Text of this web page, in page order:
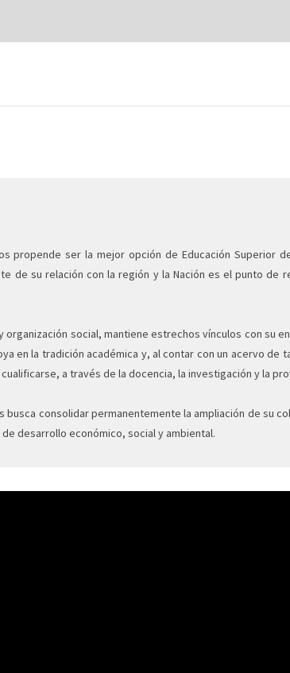
propende ser la mejor opción de Educación
de su relación con la región y la Nación es el punto
organización social, mantiene estrechos vínculos con su
en la tradición académica y, al contar con un acervo
a través de la docencia, la investigación y la
busca consolidar permanentemente la ampliación de su
desarrollo económico, social y ambiental.